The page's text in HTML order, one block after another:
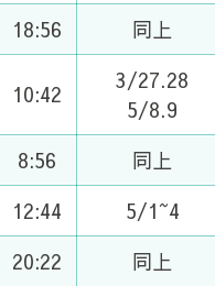
18:56 同上
10:42
3/27.28
5/8.9
8:56
同上
12:44
5/1~4
20:22
同上